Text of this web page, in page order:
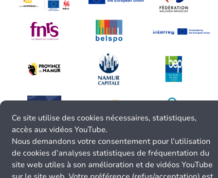
Ce site utilise des cookies nécessaires, statistiques,
accès aux vidéos YouTube.
Nous demandons votre consentement pour l’utilisation
de cookies d’analyses statistiques de fréquentation du
site web utiles à son amélioration et de vidéos YouTube